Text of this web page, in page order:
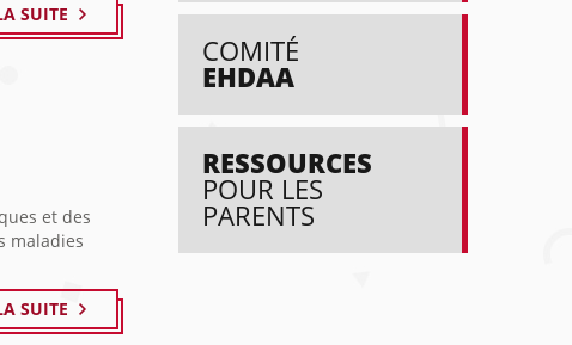
COMITÉ
EHDAA
RESSOURCES
POUR LES
PARENTS
SUITE
et des
maladies
SUITE